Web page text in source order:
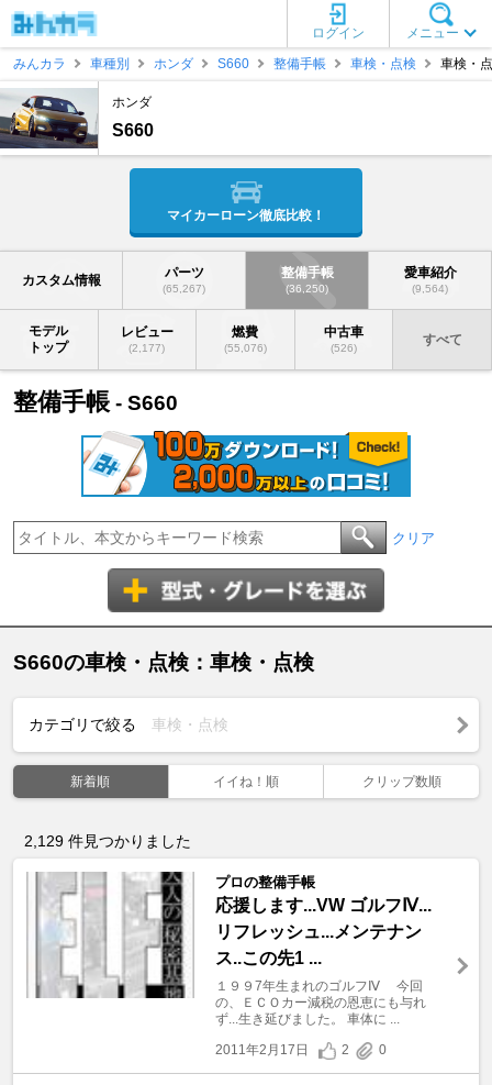
メニュー
ログイン
みんカラ
車種別 ホンダ S660 整備手帳 車検・点検 車検・
ホンダ
S660
マイカーローン徹底比較！
カスタム情報 パーツ
(65,267)
整備手帳
(36,250)
愛車紹介
(9,564)
モデル
トップ
レビュー
(2,177)
燃費
(55,076)
中古車
(526)
すべて
整備手帳 - S660
クリア
S660の車検・点検：車検・点検
カテゴリで絞る 車検・点検
新着順 イイね！順 クリップ数順
2,129 件見つかりました
プロの整備手帳
応援します...VW ゴルフⅣ...
リフレッシュ...メンテナン
ス..この先1 ...
１９９7年生まれのゴルフⅣ 今回
の、ＥＣＯカー減税の恩恵にも与れ
ず...生き延びました。 車体に ...
2011年2月17日
2 0